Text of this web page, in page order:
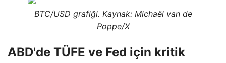
BTC/USD grafiği. Kaynak: Michaël van de
Poppe/X
ABD'de TÜFE ve Fed için kritik